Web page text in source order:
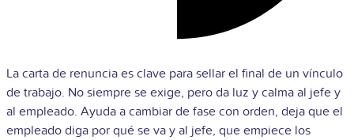
La carta de renuncia es clave para sellar el final de un vínculo
de trabajo. No siempre se exige, pero da luz y calma al jefe y
al empleado. Ayuda a cambiar de fase con orden, deja que el
empleado diga por qué se va y al jefe, que empiece los